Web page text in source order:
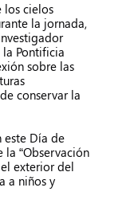
los cielos
la jornada,
Pontificia
sobre las
conservar la
este Día de
“Observación
exterior del
a niños y